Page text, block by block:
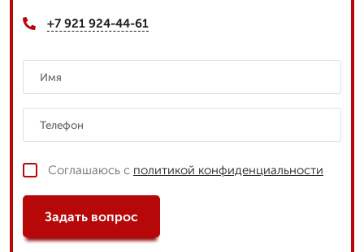
+7 921 924-44-61
Соглашаюсь с политикой конфиденциальности
Задать вопрос